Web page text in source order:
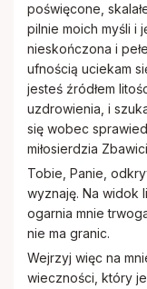
Rodacy
Rada
poświęcone,
pilnie moich myśli i
nieskończona i
ufnością uciekam
jesteś źródłem
uzdrowienia, i
się wobec
miłosierdzia
Tobie, Panie,
wyznaję. Na widok
ogarnia mnie
nie ma granic.
Wejrzyj więc na
wieczności, który